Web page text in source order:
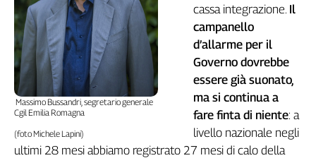
Collettiva
Girasoli
Il
Sassolino
Linea
Economica
Tech
Easy
Massimo Bussandri, segretario generale
Cgil Emilia Romagna
(foto Michele Lapini)
cassa integrazione. Il
campanello
d’allarme per il
Governo dovrebbe
essere già suonato,
ma si continua a
fare finta di niente: a
livello nazionale negli
ultimi 28 mesi abbiamo registrato 27 mesi di calo della